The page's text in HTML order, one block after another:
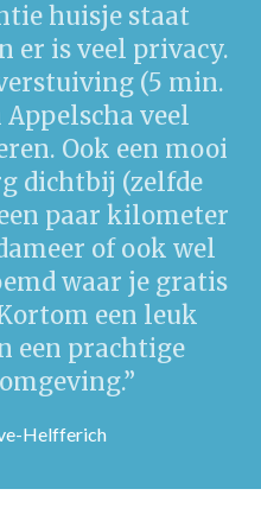
huisje staat
er is veel privacy.
(5 min.
veel
Ook een mooi
dichtbij (zelfde
paar kilometer
of ook wel
waar je gratis
een leuk
een prachtige
”
Helfferich